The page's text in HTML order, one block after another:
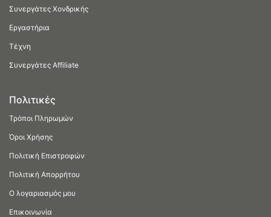
Συνεργάτες Χονδρικής
Εργαστήρια
Τέχνη
Συνεργάτες Affiliate
Πολιτικές
Τρόποι Πληρωμών
Όροι Χρήσης
Πολιτική Επιστροφών
Πολιτική Απορρήτου
Ο λογαριασμός μου
Επικοινωνία